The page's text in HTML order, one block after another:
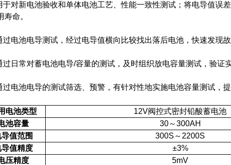
对新电池验收和单体电池工艺、性能一致性测试；将电导值误
寿命。
电池电导测试，经过电导值横向比较找出落后电池，快速发现故
日常对蓄电池电导/容量的测试，及时组织放电容量测试，验证实
电池电导的测试筛选、预警，有针对性地实施电池容量测试，提
电池类型
12V阀控式密封铅酸蓄电池
池容量
30～300AH
值范围
300S～2200S
导值精度
±3%
压精度
5mV